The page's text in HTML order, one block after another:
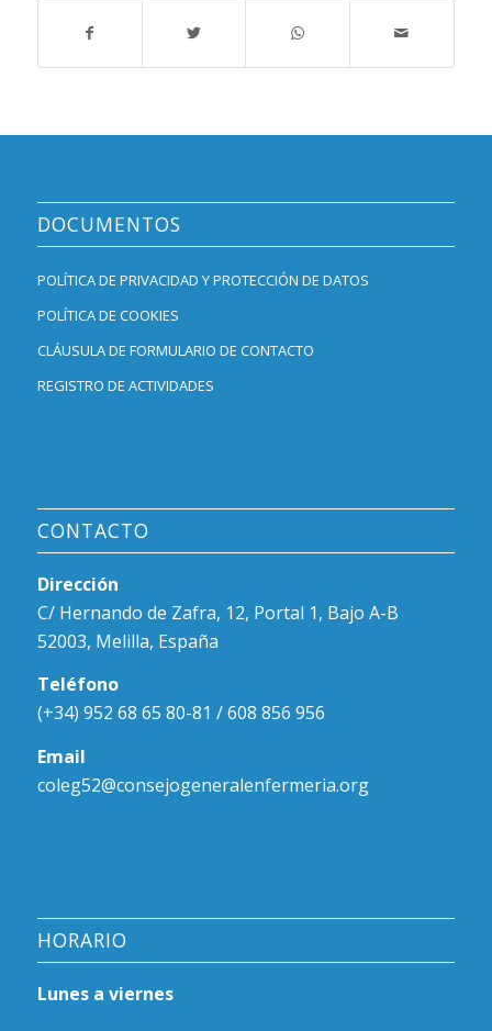
DOCUMENTOS
POLÍTICA DE PRIVACIDAD Y PROTECCIÓN DE DATOS
POLÍTICA DE COOKIES
CLÁUSULA DE FORMULARIO DE CONTACTO
REGISTRO DE ACTIVIDADES
CONTACTO
Dirección
C/ Hernando de Zafra, 12, Portal 1, Bajo A-B
52003, Melilla, España
Teléfono
(+34) 952 68 65 80-81 / 608 856 956
Email
coleg52@consejogeneralenfermeria.org
HORARIO
Lunes a viernes